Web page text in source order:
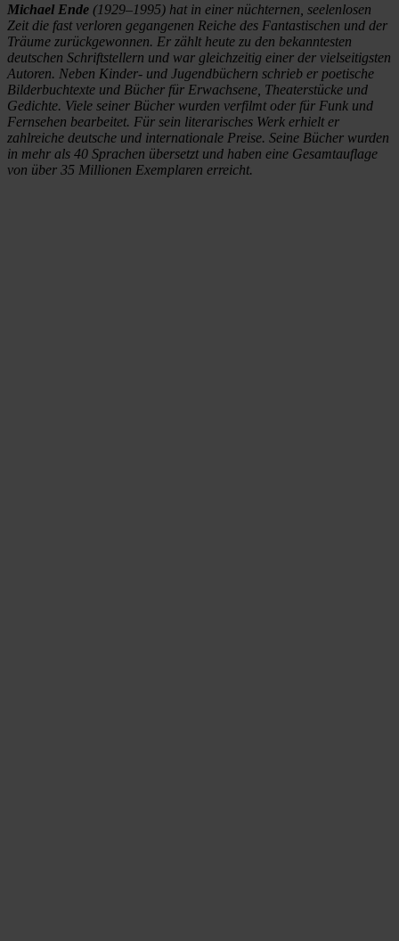
Michael Ende (1929–1995) hat in einer nüchternen, seelenlosen
Zeit die fast verloren gegangenen Reiche des Fantastischen und der
Träume zurückgewonnen. Er zählt heute zu den bekanntesten
deutschen Schriftstellern und war gleichzeitig einer der vielseitigsten
Autoren. Neben Kinder- und Jugendbüchern schrieb er poetische
Bilderbuchtexte und Bücher für Erwachsene, Theaterstücke und
Gedichte. Viele seiner Bücher wurden verfilmt oder für Funk und
Fernsehen bearbeitet. Für sein literarisches Werk erhielt er
zahlreiche deutsche und internationale Preise. Seine Bücher wurden
in mehr als 40 Sprachen übersetzt und haben eine Gesamtauflage
von über 35 Millionen Exemplaren erreicht.